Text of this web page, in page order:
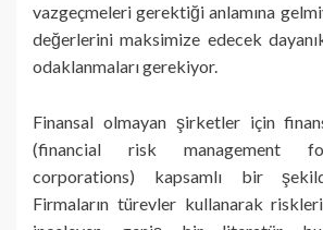
vazgeçmeleri gerektiği anlamına
değerlerini maksimize edecek
odaklanmaları gerekiyor.
Finansal olmayan şirketler için
(financial risk management
corporations) kapsamlı bir
Firmaların türevler kullanarak